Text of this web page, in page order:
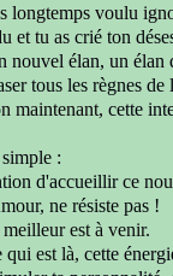
longtemps voulu
et tu as crié ton
nouvel élan, un élan
tous les règnes
maintenant, cette
:
d'accueillirce
ne résiste pas !
est à venir.
qui est là, cette